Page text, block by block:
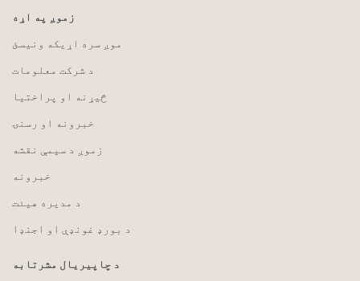
زموږ په اړه
موږ سره اړیکه ونیسئ
د شرکت معلومات
څیړنه او پراختیا
خبرونه او رسنۍ
زموږ د سیمې نقشه
خبرونه
د مدیره هیئت
د بورډ غونډې او اجنډا
د چاپیریال مشرتابه